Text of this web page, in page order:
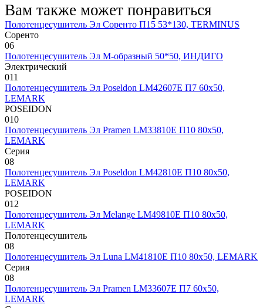
Вам также может понравиться
Полотенцесушитель Эл Соренто П15 53*130, TERMINUS
Соренто
06
Полотенцесушитель Эл М-образный 50*50, ИНДИГО
Электрический
011
Полотенцесушитель Эл Poseldon LM42607E П7 60х50,
LEMARK
POSEIDON
010
Полотенцесушитель Эл Pramen LM33810E П10 80х50,
LEMARK
Серия
08
Полотенцесушитель Эл Poseldon LM42810E П10 80х50,
LEMARK
POSEIDON
012
Полотенцесушитель Эл Melange LM49810E П10 80х50,
LEMARK
Полотенцесушитель
08
Полотенцесушитель Эл Luna LM41810E П10 80х50, LEMARK
Серия
08
Полотенцесушитель Эл Pramen LM33607E П7 60х50,
LEMARK